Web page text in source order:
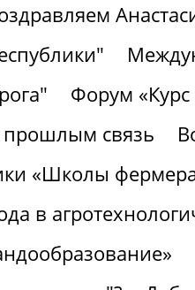
Форум «Курс
прошлым связь
«Школы
в